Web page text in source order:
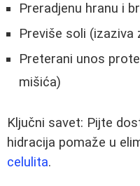
Preradjenu hranu i
Previše soli (izaziva
Preterani unos
mišića)
Ključni savet: Pijte
hidracija pomaže u
celulita.